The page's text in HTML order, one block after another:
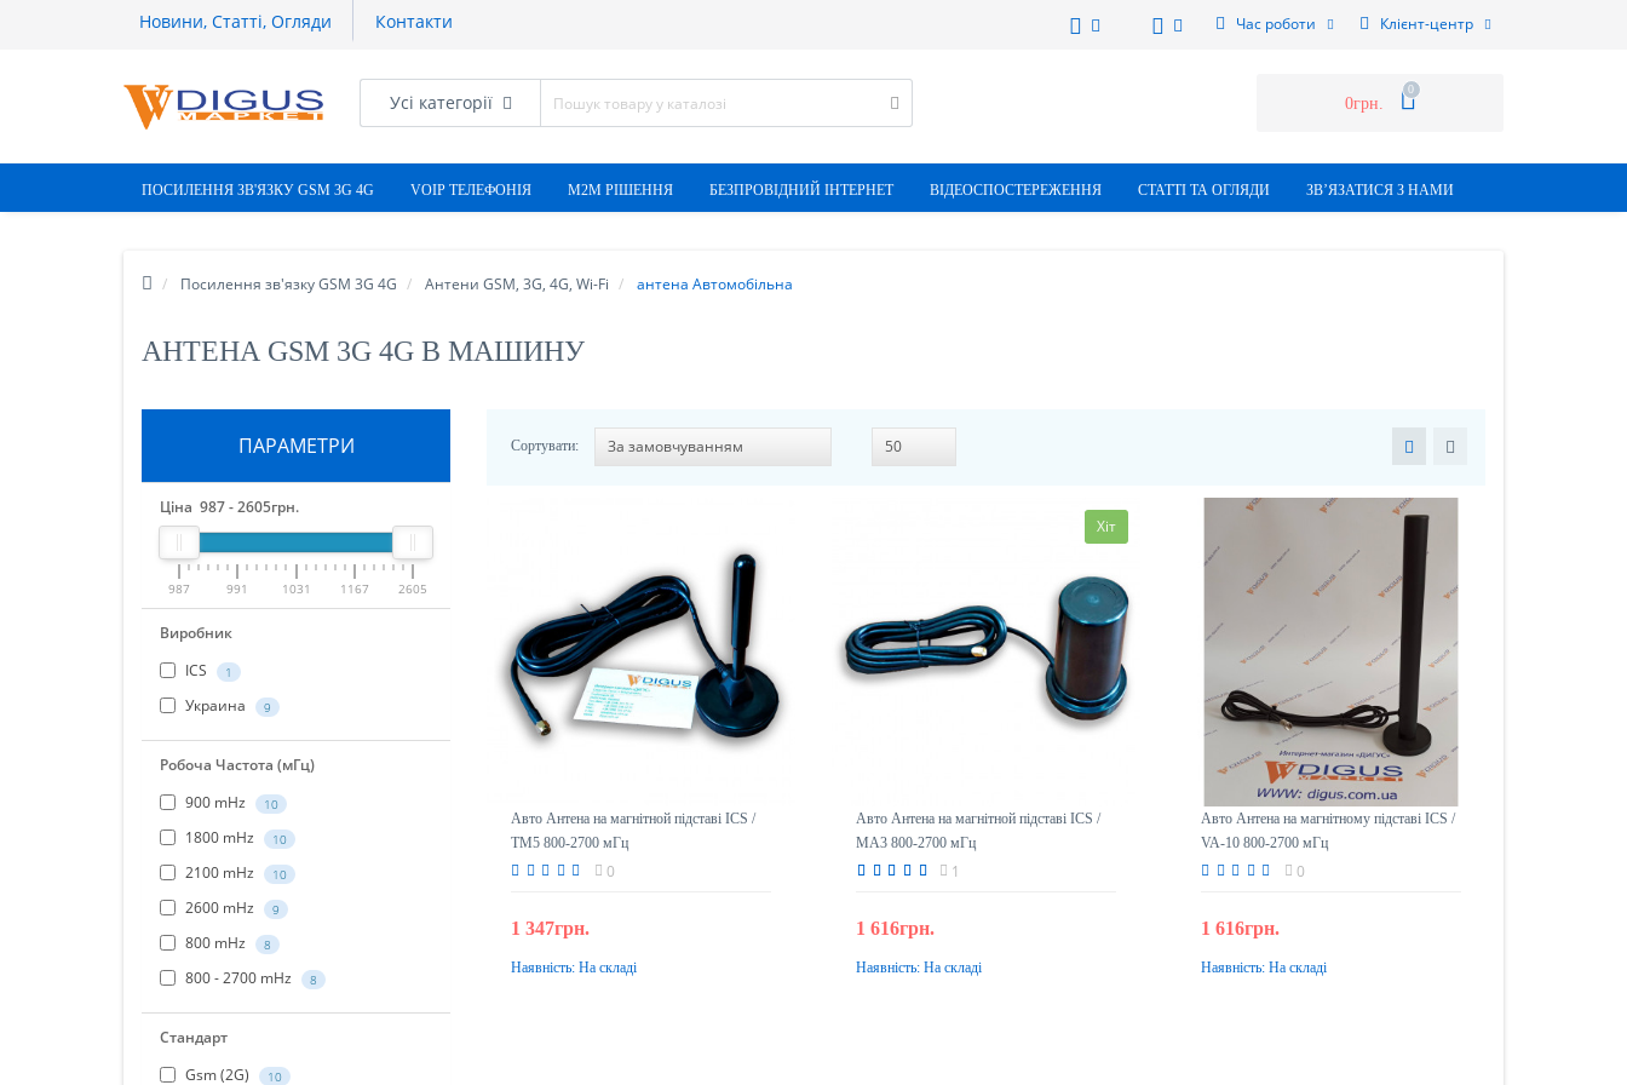
Новини, Статті, Огляди Контакти Час роботи Клієнт-центр
Усі категорії 0грн.
0
ПОСИЛЕННЯ ЗВ'ЯЗКУ GSM 3G 4G VOIP ТЕЛЕФОНІЯ М2М РІШЕННЯ БЕЗПРОВІДНИЙ ІНТЕРНЕТ ВІДЕОСПОСТЕРЕЖЕННЯ СТАТТI ТА ОГЛЯДИ ЗВ’ЯЗАТИСЯ З НАМИ
Посилення зв'язку GSM 3G 4G Антени GSM, 3G, 4G, Wi-Fi антена Автомобільна
АНТЕНА GSM 3G 4G В МАШИНУ
ПАРАМЕТРИ
Ціна 987-2605грн.
987 991 1031 1167 2605
Виробник
ICS
1
Украина 9
Робоча Частота (мГц)
900 mHz
10
1800 mHz 10
2100 mHz 10
2600 mHz 9
800 mHz 8
800 - 2700 mHz 8
Стандарт
Gsm (2G)
10
Сортувати:
Авто Антена на магнітной підставі ICS /
TM5 800-2700 мГц
0
1 347грн.
До кошика
Наявність: На складі
Хіт
Авто Антена на магнітной підставі ICS /
MA3 800-2700 мГц
1
1 616грн.
До кошика
Наявність: На складі
Авто Антена на магнітному підставі ICS /
VA-10 800-2700 мГц
0
1 616грн.
До кошика
Наявність: На складі